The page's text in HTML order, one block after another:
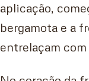
aplicação,
bergamota e a
entrelaçam